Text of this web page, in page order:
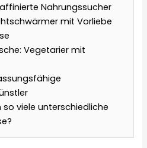
Nahrungssucher
mit Vorliebe
Vegetarier mit
viele unterschiedliche